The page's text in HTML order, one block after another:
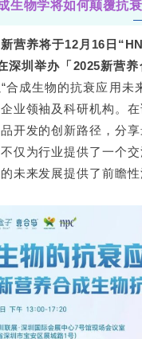
生物学将如何颠覆抗
新营养将于12月16日
深圳举办「2025新营
合成生物的抗衰应用未
业领袖及科研机构。
开发的创新路径，分
仅为行业提供了一个交
未来发展提供了前瞻